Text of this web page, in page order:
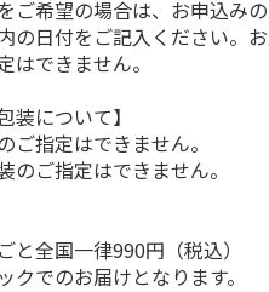
MLB ドジャース 大
翔平 2026 NL 3・
投手…
平 日本人最多53試
合連続出塁記念 コ
イ…
ご希望の場合は、お申込み
の日付をご記入ください。
はできません。
装について】
指定はできません。
ご指定はできません。
と全国一律990円（税込）
クでのお届けとなります。